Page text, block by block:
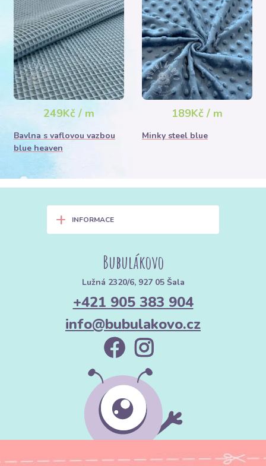
249Kč / m
Bavlna s vaflovou vazbou
blue heaven
189Kč / m
Minky steel blue
+ INFORMACE
Bubulákovo
Lužná 2320/6, 927 05 Šala
+421 905 383 904
info@bubulakovo.cz